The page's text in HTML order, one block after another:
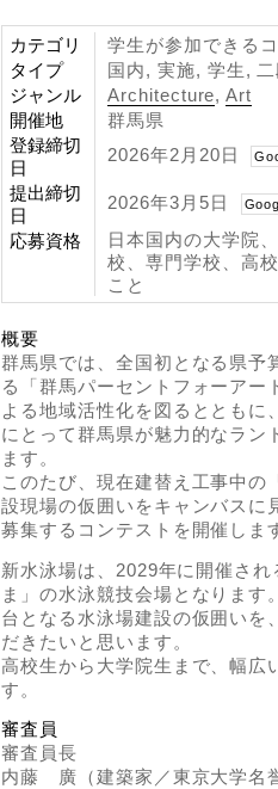
カテゴリ
学生が参加できる
タイプ
国内, 実施, 学生,
ジャンル
Architecture,Art
開催地
群馬県
登録締切
日
2026年2月20日
提出締切
日
2026年3月5日
応募資格
日本国内の大学院
校、専門学校、高
こと
概要
群馬県では、全国初となる県予
る「群馬パーセントフォーア
よる地域活性化を図るととも
にとって群馬県が魅力的なラン
ます。
このたび、現在建替え工事中
設現場の仮囲いをキャンバスに
募集するコンテストを開催しま
新水泳場は、2029年に開催さ
ま」の水泳競技会場となりま
台となる水泳場建設の仮囲いを
だきたいと思います。
高校生から大学院生まで、幅広
す。
審査員
​審査員長
内藤 廣（建築家／東京大学名